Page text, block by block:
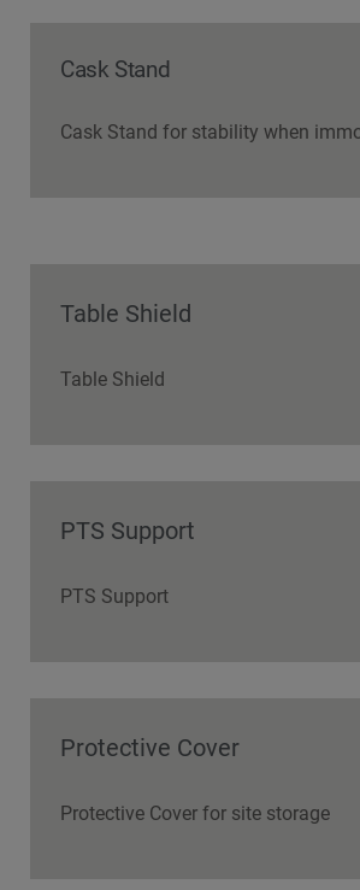
Cask Stand
Cask Stand for stability when
Table Shield
Table Shield
PTS Support
PTS Support
Protective Cover
Protective Cover for site storage